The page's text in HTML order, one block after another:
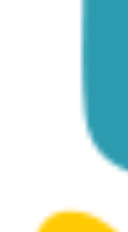
Kallinikeio
Muzeum Miejskie
Miejskiej Kallinikeio i
prezentują aspekty
brązu (1600-1050